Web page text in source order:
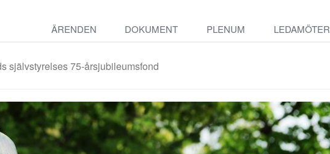
ÄRENDEN DOKUMENT PLENUM LEDAMÖTER
självstyrelses 75-årsjubileumsfond